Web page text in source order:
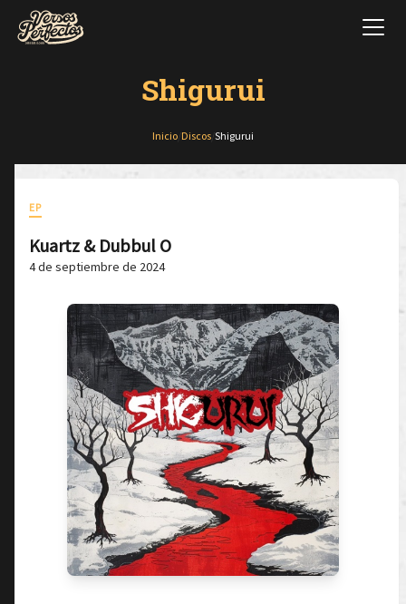
Shigurui
Inicio Discos Shigurui
EP
Kuartz & Dubbul O
4 de septiembre de 2024